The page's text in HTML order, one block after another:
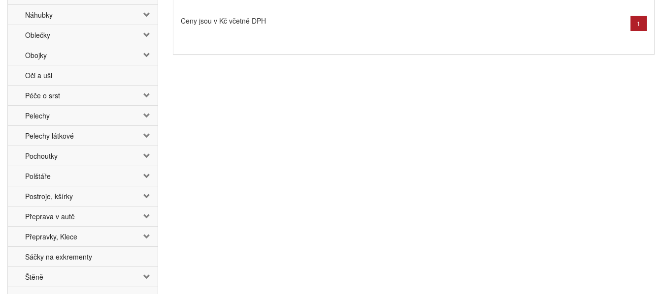
Náhubky
Oblečky
Obojky
Oči a uši
Péče o srst
Pelechy
Pelechy látkové
Pochoutky
Polštáře
Postroje, kšírky
Přeprava v autě
Přepravky, Klece
Sáčky na exkrementy
Štěně
Ceny jsou v Kč včetně DPH 1